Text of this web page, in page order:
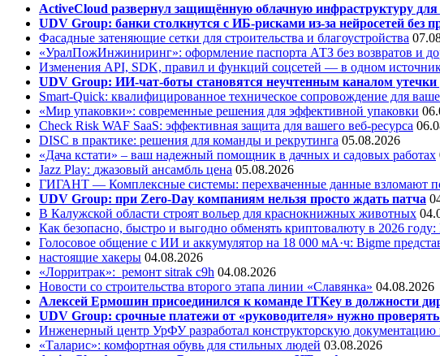
ActiveCloud развернул защищённую облачную инфраструктуру для
UDV Group: банки столкнутся с ИБ-рисками из-за нейросетей без
Фасадные затеняющие сетки для строительства и благоустройства
«УралПожИнжиниринг»: оформление паспорта АТЗ без возвратов и
Изменения API, SDK, правил и функций соцсетей — в одном
UDV Group: ИИ-чат-боты становятся неучтенным каналом
Smart-Quick: квалифицированное техническое сопровождение для
«Мир упаковки»: современные решения для эффективной упаковки
Check Risk WAF SaaS: эффективная защита для вашего веб-ресурса
DISC в практике: решения для команды и рекрутинга 05.08.2026
«Дача кстати» – ваш надежный помощник в дачных и садовых работах
Jazz Play: джазовый ансамбль цена 05.08.2026
ГИГАНТ — Комплексные системы: перехваченные данные взломают
UDV Group: при Zero-Day компаниям нельзя просто ждать патча
В Калужской области строят вольер для краснокнижных животных
Как безопасно, быстро и выгодно обменять криптовалюту в 2026
Голосовое общение с ИИ и аккумулятор на 18 000 мА·ч: Bigme
настоящие хакеры 04.08.2026
«Лорритрак»: ремонт sitrak c9h 04.08.2026
Новости со строительства второго этапа линии «Славянка» 04.08.2026
Алексей Ермошин присоединился к команде ITKey в должности
UDV Group: срочные платежи от «руководителя» нужно
Инженерный центр УрФУ разработал конструкторскую документацию
«Таларис»: комфортная обувь для стильных людей 03.08.2026